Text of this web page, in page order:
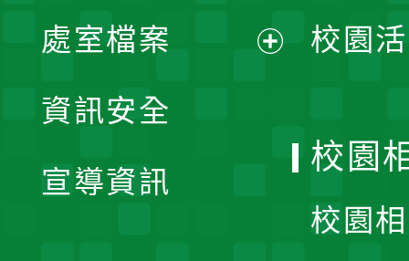
單
處室檔案
資訊安全
宣導資訊
校園
校園
校園